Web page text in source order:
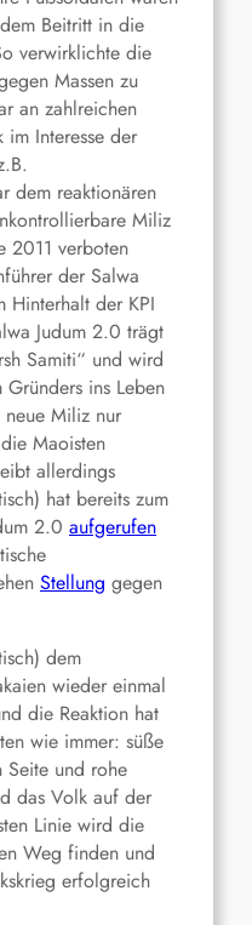
Beitritt in die
verwirklichte die
Massen zu
an zahlreichen
Interesse der
dem reaktionären
Miliz
2011 verboten
der Salwa
Hinterhalt der KPI
Judum 2.0 trägt
Samiti“ und wird
ins Leben
Miliz nur
Maoisten
allerdings
hat bereits zum
2.0 aufgerufen
Stellung gegen
dem
wieder einmal
die Reaktion hat
wie immer: süße
Seite und rohe
das Volk auf der
Linie wird die
Weg finden und
erfolgreich